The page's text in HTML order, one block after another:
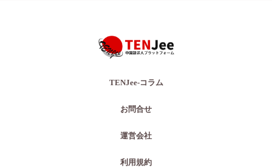
TENJee-コラム
お問合せ
運営会社
利用規約